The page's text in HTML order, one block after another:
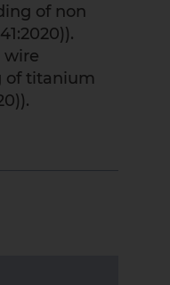
of non
wire
of titanium